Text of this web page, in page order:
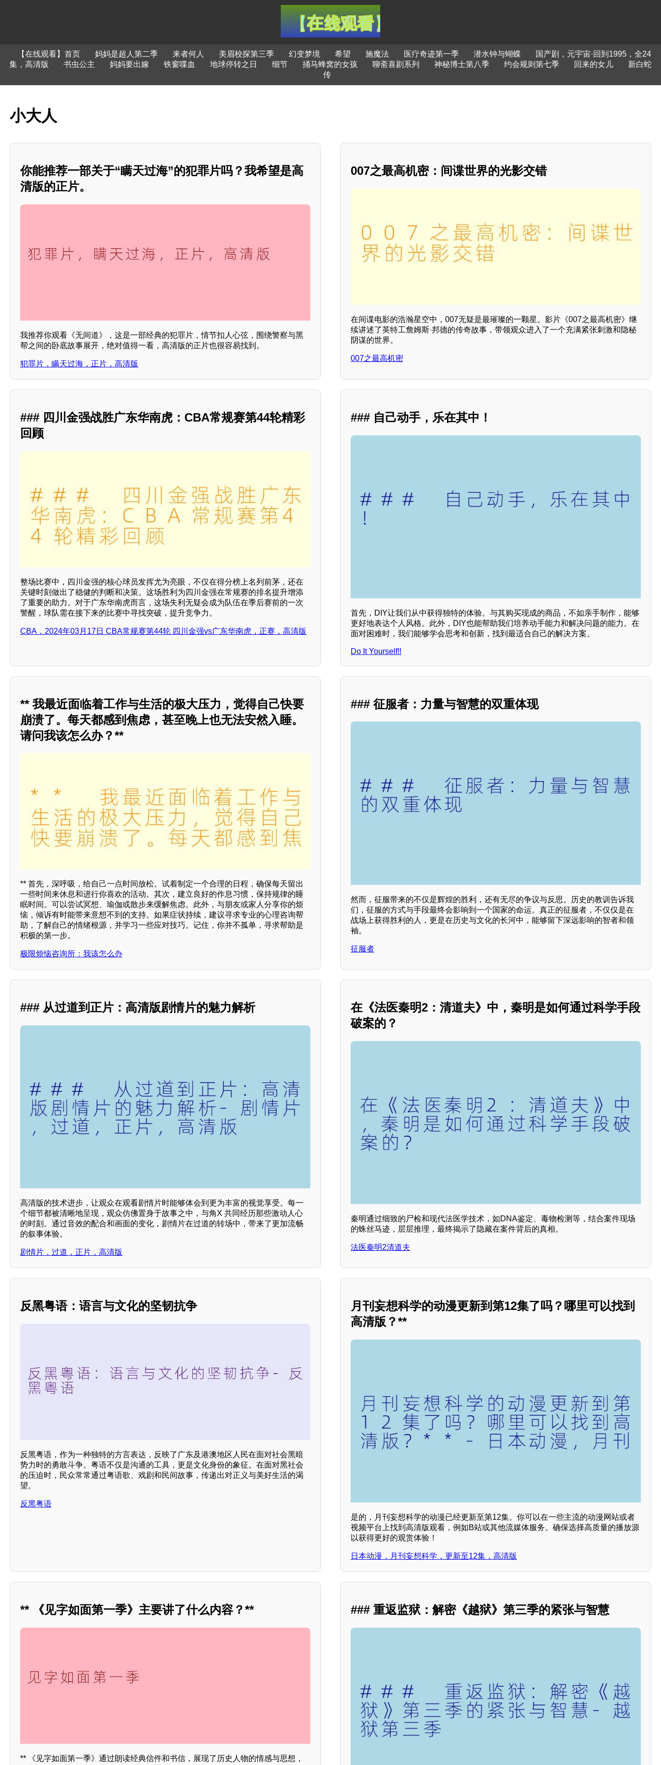
【在线观看】首页 妈妈是超人第二季 来者何人 美眉校探第三季 幻变梦境 希望 施魔法 医疗奇迹第一季 潜水钟与蝴蝶
国产剧，元宇宙·回到1995，全24
集，高清版
书虫公主 妈妈要出嫁 铁窗喋血 地球停转之日 细节 捅马蜂窝的女孩 聊斋喜剧系列 神秘博士第八季 约会规则第七季 回来的女儿
新白蛇
传
小大人
你能推荐一部关于“瞒天过海”的犯罪片吗？我希望是高
清版的正片。
我推荐你观看《无间道》，这是一部经典的犯罪片，情节扣人心弦，围绕警察与黑
帮之间的卧底故事展开，绝对值得一看，高清版的正片也很容易找到。
犯罪片，瞒天过海，正片，高清版
007之最高机密：间谍世界的光影交错
在间谍电影的浩瀚星空中，007无疑是最璀璨的一颗星。影片《007之最高机密》继
续讲述了英特工詹姆斯·邦德的传奇故事，带领观众进入了一个充满紧张刺激和隐秘
阴谋的世界。
007之最高机密
### 四川金强战胜广东华南虎：CBA常规赛第44轮精彩
回顾
整场比赛中，四川金强的核心球员发挥尤为亮眼，不仅在得分榜上名列前茅，还在
关键时刻做出了稳健的判断和决策。这场胜利为四川金强在常规赛的排名提升增添
了重要的助力。对于广东华南虎而言，这场失利无疑会成为队伍在季后赛前的一次
警醒，球队需在接下来的比赛中寻找突破，提升竞争力。
CBA，2024年03月17日 CBA常规赛第44轮 四川金强vs广东华南虎，正赛，高清版
### 自己动手，乐在其中！
首先，DIY让我们从中获得独特的体验。与其购买现成的商品，不如亲手制作，能够
更好地表达个人风格。此外，DIY也能帮助我们培养动手能力和解决问题的能力。在
面对困难时，我们能够学会思考和创新，找到最适合自己的解决方案。
Do It Yourself!!
** 我最近面临着工作与生活的极大压力，觉得自己快要
崩溃了。每天都感到焦虑，甚至晚上也无法安然入睡。
请问我该怎么办？**
** 首先，深呼吸，给自己一点时间放松。试着制定一个合理的日程，确保每天留出
一些时间来休息和进行你喜欢的活动。其次，建立良好的作息习惯，保持规律的睡
眠时间。可以尝试冥想、瑜伽或散步来缓解焦虑。此外，与朋友或家人分享你的烦
恼，倾诉有时能带来意想不到的支持。如果症状持续，建议寻求专业的心理咨询帮
助，了解自己的情绪根源，并学习一些应对技巧。记住，你并不孤单，寻求帮助是
积极的第一步。
极限烦恼咨询所：我该怎么办
### 征服者：力量与智慧的双重体现
然而，征服带来的不仅是辉煌的胜利，还有无尽的争议与反思。历史的教训告诉我
们，征服的方式与手段最终会影响到一个国家的命运。真正的征服者，不仅仅是在
战场上获得胜利的人，更是在历史与文化的长河中，能够留下深远影响的智者和领
袖。
征服者
### 从过道到正片：高清版剧情片的魅力解析
高清版的技术进步，让观众在观看剧情片时能够体会到更为丰富的视觉享受。每一
个细节都被清晰地呈现，观众仿佛置身于故事之中，与角X 共同经历那些激动人心
的时刻。通过音效的配合和画面的变化，剧情片在过道的转场中，带来了更加流畅
的叙事体验。
剧情片，过道，正片，高清版
在《法医秦明2：清道夫》中，秦明是如何通过科学手段
破案的？
秦明通过细致的尸检和现代法医学技术，如DNA鉴定、毒物检测等，结合案件现场
的蛛丝马迹，层层推理，最终揭示了隐藏在案件背后的真相。
法医秦明2清道夫
反黑粤语：语言与文化的坚韧抗争
反黑粤语，作为一种独特的方言表达，反映了广东及港澳地区人民在面对社会黑暗
势力时的勇敢斗争。粤语不仅是沟通的工具，更是文化身份的象征。在面对黑社会
的压迫时，民众常常通过粤语歌、戏剧和民间故事，传递出对正义与美好生活的渴
望。
反黑粤语
月刊妄想科学的动漫更新到第12集了吗？哪里可以找到
高清版？**
是的，月刊妄想科学的动漫已经更新至第12集。你可以在一些主流的动漫网站或者
视频平台上找到高清版观看，例如B站或其他流媒体服务。确保选择高质量的播放源
以获得更好的观赏体验！
日本动漫，月刊妄想科学，更新至12集，高清版
** 《见字如面第一季》主要讲了什么内容？**
** 《见字如面第一季》通过朗读经典信件和书信，展现了历史人物的情感与思想，
### 重返监狱：解密《越狱》第三季的紧张与智慧